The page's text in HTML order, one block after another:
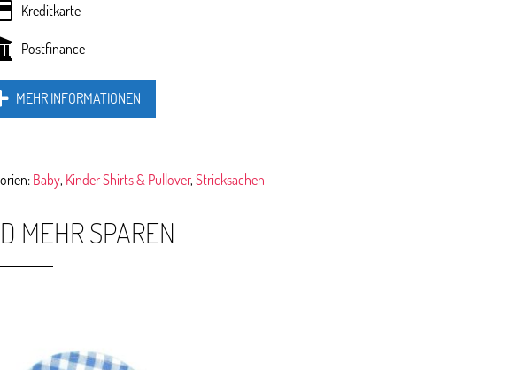
Kreditkarte
Postfinance
MEHR INFORMATIONEN
Baby, Kinder Shirts & Pullover, Stricksachen
MEHR SPAREN